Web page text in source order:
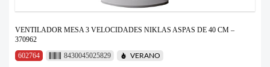
VENTILADOR MESA 3 VELOCIDADES NIKLAS ASPAS DE 40 CM –
370962
602764
8430045025829 VERANO